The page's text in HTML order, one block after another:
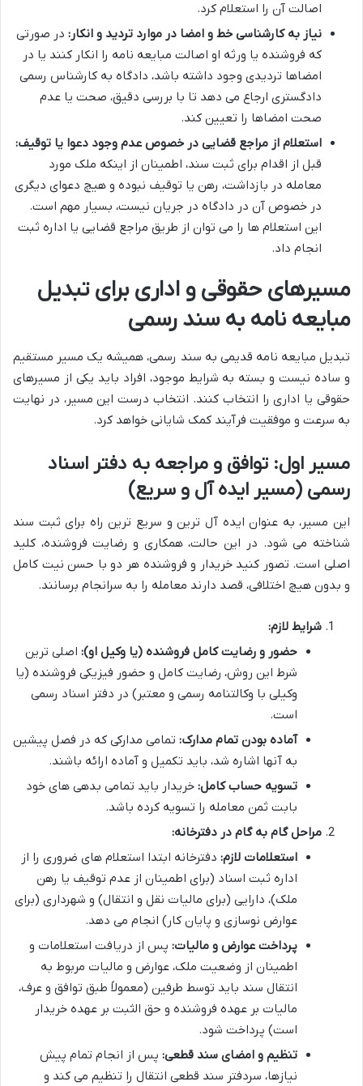
اصالت آن را استعلام کرد.
نیاز به کارشناسی خط و امضا در موارد تردید و انکار: در صورتی
که فروشنده یا ورثه او اصالت مبایعه نامه را انکار کنند یا در
امضاها تردیدی وجود داشته باشد، دادگاه به کارشناس رسمی
دادگستری ارجاع می دهد تا با بررسی دقیق، صحت یا عدم
صحت امضاها را تعیین کند.
استعلام از مراجع قضایی در خصوص عدم وجود دعوا یا توقیف:
قبل از اقدام برای ثبت سند، اطمینان از اینکه ملک مورد
معامله در بازداشت، رهن یا توقیف نبوده و هیچ دعوای دیگری
در خصوص آن در دادگاه در جریان نیست، بسیار مهم است.
این استعلام ها را می توان از طریق مراجع قضایی یا اداره ثبت
انجام داد.
مسیرهای حقوقی و اداری برای تبدیل
مبایعه نامه به سند رسمی
تبدیل مبایعه نامه قدیمی به سند رسمی، همیشه یک مسیر مستقیم
و ساده نیست و بسته به شرایط موجود، افراد باید یکی از مسیرهای
حقوقی یا اداری را انتخاب کنند. انتخاب درست این مسیر، در نهایت
به سرعت و موفقیت فرآیند کمک شایانی خواهد کرد.
مسیر اول: توافق و مراجعه به دفتر اسناد
رسمی (مسیر ایده آل و سریع)
این مسیر، به عنوان ایده آل ترین و سریع ترین راه برای ثبت سند
شناخته می شود. در این حالت، همکاری و رضایت فروشنده، کلید
اصلی است. تصور کنید خریدار و فروشنده هر دو با حسن نیت کامل
و بدون هیچ اختلافی، قصد دارند معامله را به سرانجام برسانند.
شرایط لازم:
حضور و رضایت کامل فروشنده (یا وکیل او): اصلی ترین
شرط این روش، رضایت کامل و حضور فیزیکی فروشنده (یا
وکیلی با وکالتنامه رسمی و معتبر) در دفتر اسناد رسمی
است.
آماده بودن تمام مدارک: تمامی مدارکی که در فصل پیشین
به آنها اشاره شد، باید تکمیل و آماده ارائه باشند.
تسویه حساب کامل: خریدار باید تمامی بدهی های خود
بابت ثمن معامله را تسویه کرده باشد.
مراحل گام به گام در دفترخانه:
استعلامات لازم: دفترخانه ابتدا استعلام های ضروری را از
اداره ثبت اسناد (برای اطمینان از عدم توقیف یا رهن
ملک)، دارایی (برای مالیات نقل و انتقال) و شهرداری (برای
عوارض نوسازی و پایان کار) انجام می دهد.
پرداخت عوارض و مالیات: پس از دریافت استعلامات و
اطمینان از وضعیت ملک، عوارض و مالیات مربوط به
انتقال سند باید توسط طرفین (معمولاً طبق توافق و عرف،
مالیات بر عهده فروشنده و حق الثبت بر عهده خریدار
است) پرداخت شود.
تنظیم و امضای سند قطعی: پس از انجام تمام پیش
نیازها، سردفتر سند قطعی انتقال را تنظیم می کند و